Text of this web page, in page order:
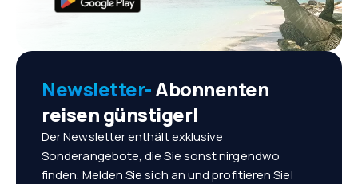
Newsletter-Abonnenten
reisen günstiger!
Der Newsletter enthält exklusive
Sonderangebote, die Sie sonst nirgendwo
finden. Melden Sie sich an und profitieren Sie!